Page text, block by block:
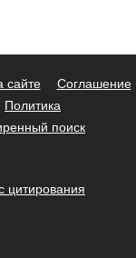
сайте
Соглашение
Политика
поиск